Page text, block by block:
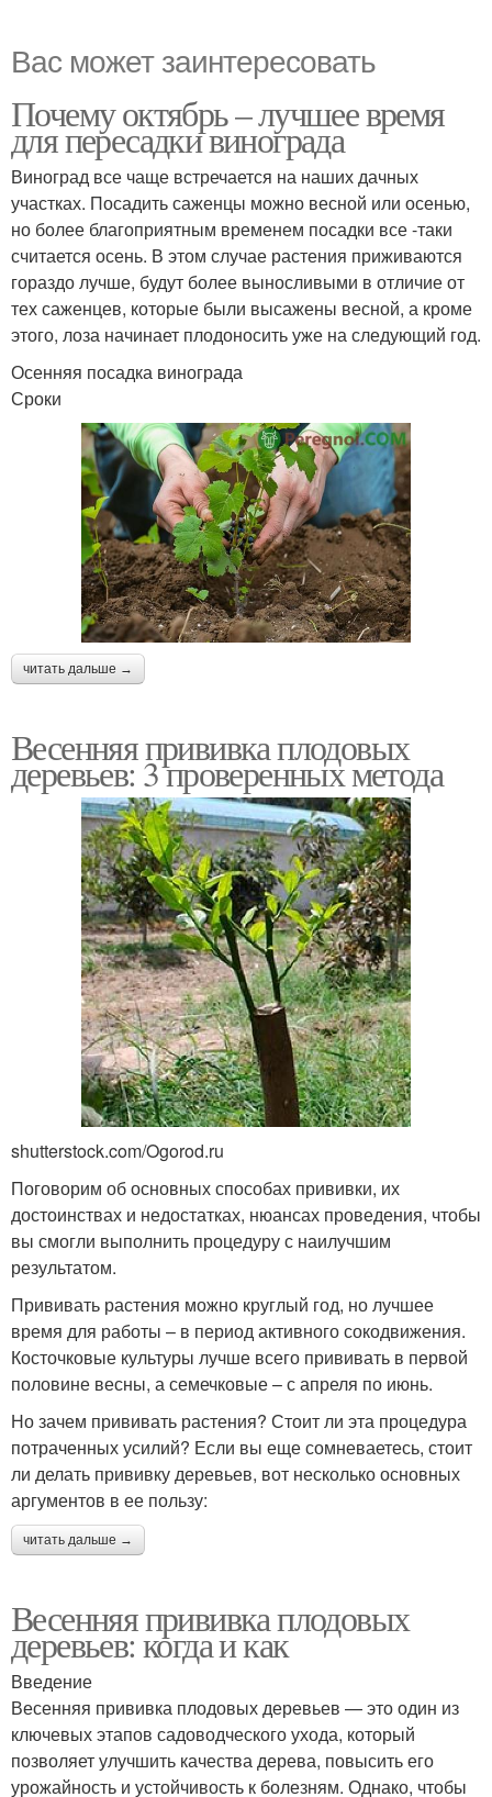
Вас может заинтересовать
Почему октябрь – лучшее время
для пересадки винограда
Виноград все чаще встречается на наших дачных
участках. Посадить саженцы можно весной или осенью,
но более благоприятным временем посадки все -таки
считается осень. В этом случае растения приживаются
гораздо лучше, будут более выносливыми в отличие от
тех саженцев, которые были высажены весной, а кроме
этого, лоза начинает плодоносить уже на следующий год.
Осенняя посадка винограда
Сроки
читать дальше →
Весенняя прививка плодовых
деревьев: 3 проверенных метода
shutterstock.com/Ogorod.ru
Поговорим об основных способах прививки, их
достоинствах и недостатках, нюансах проведения, чтобы
вы смогли выполнить процедуру с наилучшим
результатом.
Прививать растения можно круглый год, но лучшее
время для работы – в период активного сокодвижения.
Косточковые культуры лучше всего прививать в первой
половине весны, а семечковые – с апреля по июнь.
Но зачем прививать растения? Стоит ли эта процедура
потраченных усилий? Если вы еще сомневаетесь, стоит
ли делать прививку деревьев, вот несколько основных
аргументов в ее пользу:
читать дальше →
Весенняя прививка плодовых
деревьев: когда и как
Введение
Весенняя прививка плодовых деревьев — это один из
ключевых этапов садоводческого ухода, который
позволяет улучшить качества дерева, повысить его
урожайность и устойчивость к болезням. Однако, чтобы